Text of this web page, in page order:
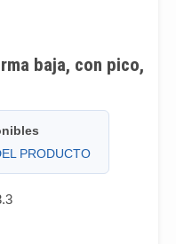
baja, con pico,
PRODUCTO